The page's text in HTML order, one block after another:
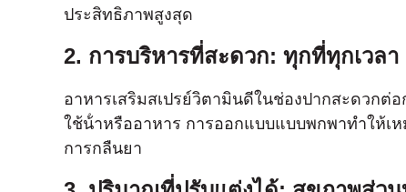
ประสิทธิภาพสูงสุด
2. การบริหารที่สะดวก: ทุกที่ทุกเวลา
อาหารเสริมสเปรย์วิตามินดีในช่องปากสะดวกต่
ใช้น้ําหรืออาหาร การออกแบบแบบพกพาทําให้
การกลืนยา